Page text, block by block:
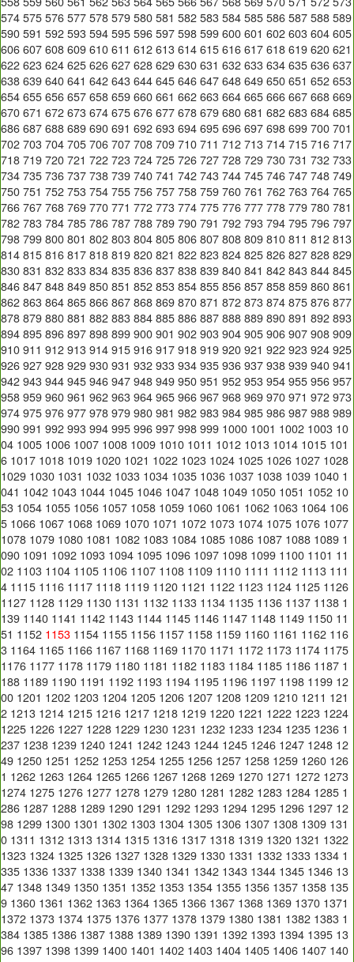
574 575 576 577 578 579 580 581 582 583 584 585 586 587 588 589
590 591 592 593 594 595 596 597 598 599 600 601 602 603 604 605
606 607 608 609 610 611 612 613 614 615 616 617 618 619 620 621
622 623 624 625 626 627 628 629 630 631 632 633 634 635 636 637
638 639 640 641 642 643 644 645 646 647 648 649 650 651 652 653
654 655 656 657 658 659 660 661 662 663 664 665 666 667 668 669
670 671 672 673 674 675 676 677 678 679 680 681 682 683 684 685
686 687 688 689 690 691 692 693 694 695 696 697 698 699 700 701
702 703 704 705 706 707 708 709 710 711 712 713 714 715 716 717
718 719 720 721 722 723 724 725 726 727 728 729 730 731 732 733
734 735 736 737 738 739 740 741 742 743 744 745 746 747 748 749
750 751 752 753 754 755 756 757 758 759 760 761 762 763 764 765
766 767 768 769 770 771 772 773 774 775 776 777 778 779 780 781
782 783 784 785 786 787 788 789 790 791 792 793 794 795 796 797
798 799 800 801 802 803 804 805 806 807 808 809 810 811 812 813
814 815 816 817 818 819 820 821 822 823 824 825 826 827 828 829
830 831 832 833 834 835 836 837 838 839 840 841 842 843 844 845
846 847 848 849 850 851 852 853 854 855 856 857 858 859 860 861
862 863 864 865 866 867 868 869 870 871 872 873 874 875 876 877
878 879 880 881 882 883 884 885 886 887 888 889 890 891 892 893
894 895 896 897 898 899 900 901 902 903 904 905 906 907 908 909
910 911 912 913 914 915 916 917 918 919 920 921 922 923 924 925
926 927 928 929 930 931 932 933 934 935 936 937 938 939 940 941
942 943 944 945 946 947 948 949 950 951 952 953 954 955 956 957
958 959 960 961 962 963 964 965 966 967 968 969 970 971 972 973
974 975 976 977 978 979 980 981 982 983 984 985 986 987 988 989
990 991 992 993 994 995 996 997 998 999 1000 1001 1002 1003 10
04 1005 1006 1007 1008 1009 1010 1011 1012 1013 1014 1015 101
6 1017 1018 1019 1020 1021 1022 1023 1024 1025 1026 1027 1028
1029 1030 1031 1032 1033 1034 1035 1036 1037 1038 1039 1040 1
041 1042 1043 1044 1045 1046 1047 1048 1049 1050 1051 1052 10
53 1054 1055 1056 1057 1058 1059 1060 1061 1062 1063 1064 106
5 1066 1067 1068 1069 1070 1071 1072 1073 1074 1075 1076 1077
1078 1079 1080 1081 1082 1083 1084 1085 1086 1087 1088 1089 1
090 1091 1092 1093 1094 1095 1096 1097 1098 1099 1100 1101 11
02 1103 1104 1105 1106 1107 1108 1109 1110 1111 1112 1113 111
4 1115 1116 1117 1118 1119 1120 1121 1122 1123 1124 1125 1126
1127 1128 1129 1130 1131 1132 1133 1134 1135 1136 1137 1138 1
139 1140 1141 1142 1143 1144 1145 1146 1147 1148 1149 1150 11
51 1152 1153 1154 1155 1156 1157 1158 1159 1160 1161 1162 116
3 1164 1165 1166 1167 1168 1169 1170 1171 1172 1173 1174 1175
1176 1177 1178 1179 1180 1181 1182 1183 1184 1185 1186 1187 1
188 1189 1190 1191 1192 1193 1194 1195 1196 1197 1198 1199 12
00 1201 1202 1203 1204 1205 1206 1207 1208 1209 1210 1211 121
2 1213 1214 1215 1216 1217 1218 1219 1220 1221 1222 1223 1224
1225 1226 1227 1228 1229 1230 1231 1232 1233 1234 1235 1236 1
237 1238 1239 1240 1241 1242 1243 1244 1245 1246 1247 1248 12
49 1250 1251 1252 1253 1254 1255 1256 1257 1258 1259 1260 126
1 1262 1263 1264 1265 1266 1267 1268 1269 1270 1271 1272 1273
1274 1275 1276 1277 1278 1279 1280 1281 1282 1283 1284 1285 1
286 1287 1288 1289 1290 1291 1292 1293 1294 1295 1296 1297 12
98 1299 1300 1301 1302 1303 1304 1305 1306 1307 1308 1309 131
0 1311 1312 1313 1314 1315 1316 1317 1318 1319 1320 1321 1322
1323 1324 1325 1326 1327 1328 1329 1330 1331 1332 1333 1334 1
335 1336 1337 1338 1339 1340 1341 1342 1343 1344 1345 1346 13
47 1348 1349 1350 1351 1352 1353 1354 1355 1356 1357 1358 135
9 1360 1361 1362 1363 1364 1365 1366 1367 1368 1369 1370 1371
1372 1373 1374 1375 1376 1377 1378 1379 1380 1381 1382 1383 1
384 1385 1386 1387 1388 1389 1390 1391 1392 1393 1394 1395 13
96 1397 1398 1399 1400 1401 1402 1403 1404 1405 1406 1407 140